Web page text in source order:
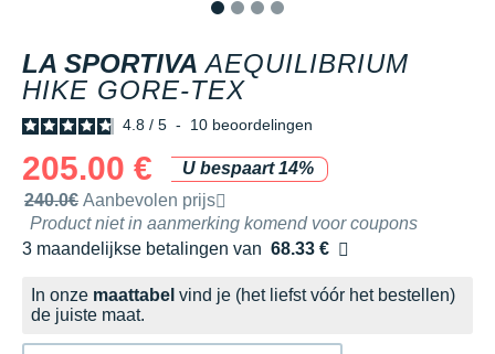
LA SPORTIVA AEQUILIBRIUM
HIKE GORE-TEX
4.8 / 5 - 10 beoordelingen
205.00 €
U bespaart 14%
Door het merk aanbevolen verkoopprijs
240.0€ Aanbevolen prijs
Product niet in aanmerking komend voor coupons
3 maandelijkse betalingen van 68.33 €
zonder kosten
In onze maattabel vind je (het liefst vóór het bestellen)
de juiste maat.